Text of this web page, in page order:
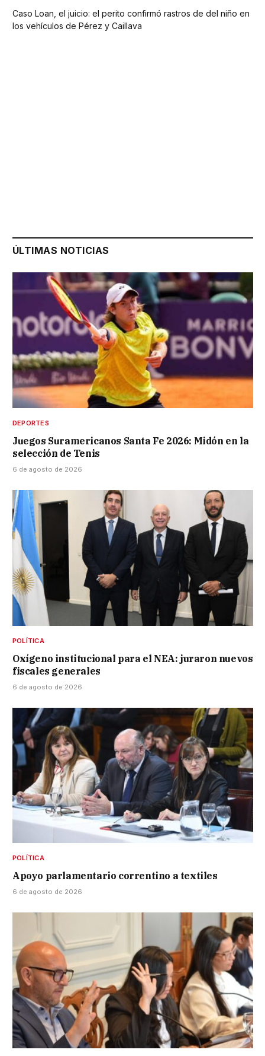
Caso Loan, el juicio: el perito confirmó rastros de del niño en
los vehículos de Pérez y Caillava
ÚLTIMAS NOTICIAS
DEPORTES
Juegos Suramericanos Santa Fe 2026: Midón en la
selección de Tenis
6 de agosto de 2026
POLÍTICA
Oxígeno institucional para el NEA: juraron nuevos
fiscales generales
6 de agosto de 2026
POLÍTICA
Apoyo parlamentario correntino a textiles
6 de agosto de 2026